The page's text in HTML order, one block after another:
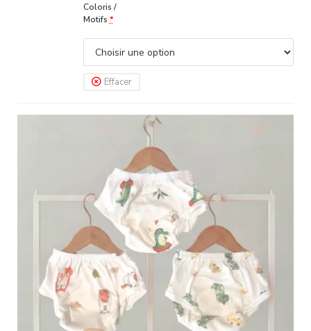
Coloris /
Motifs *
Effacer